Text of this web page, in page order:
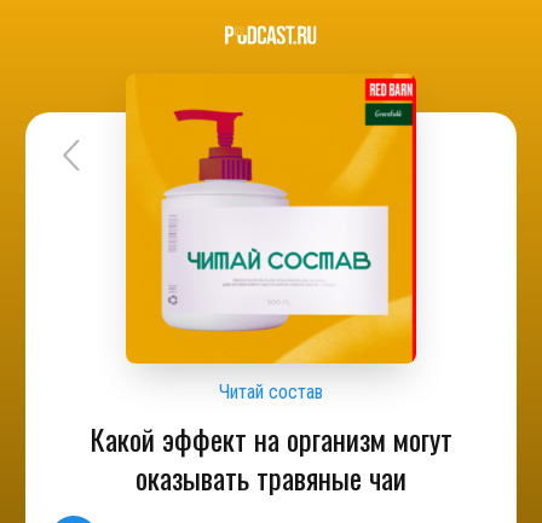
Читай состав
Какой эффект на организм могут
оказывать травяные чаи